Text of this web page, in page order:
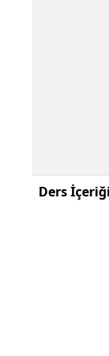
Ders İçeriği